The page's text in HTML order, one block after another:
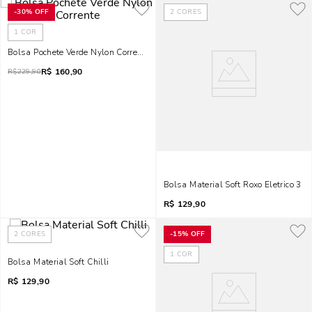
-30% OFF
1 COR
Bolsa Pochete Verde Nylon Corrente
R$229,90R$ 160,90
2 CORES
Bolsa Material Soft Roxo Eletrico 3
R$ 129,90
2 CORES
Bolsa Material Soft Chilli
R$ 129,90
-15% OFF
1 COR